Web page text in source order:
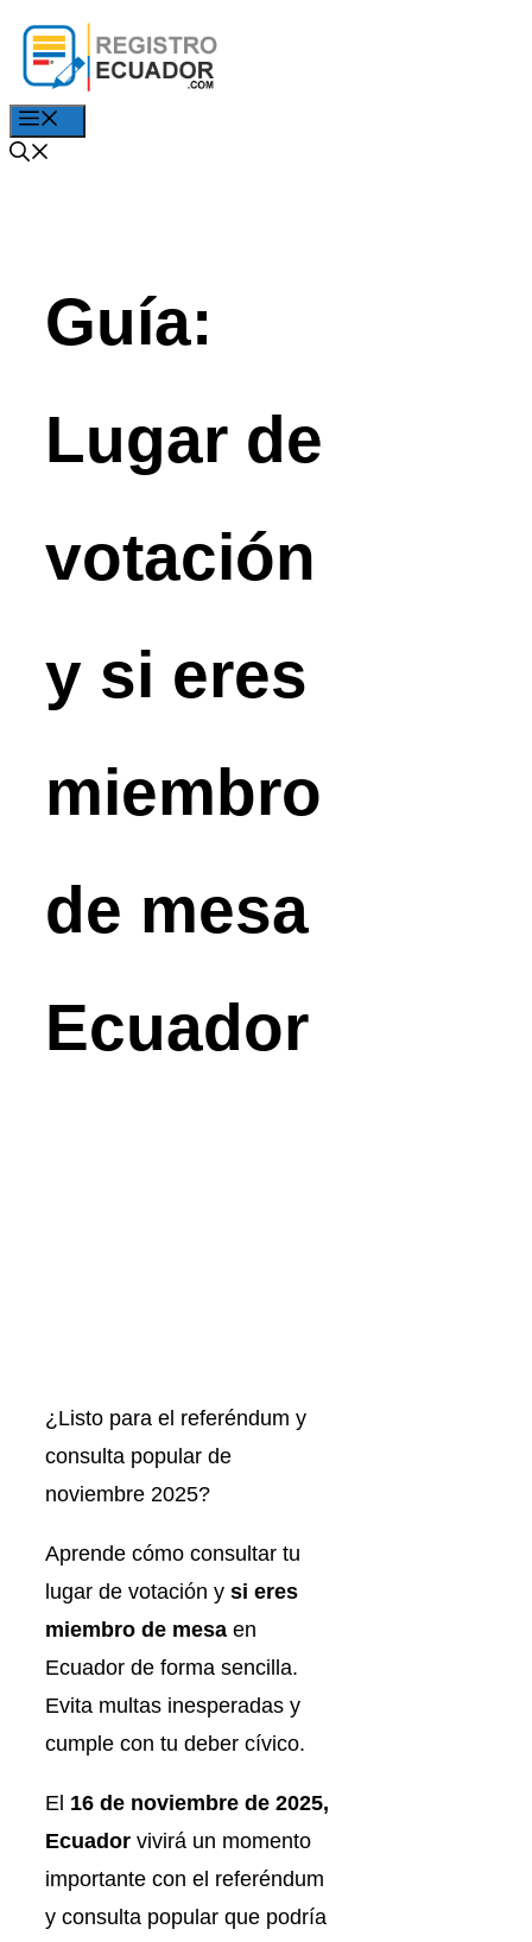
Saltar
contenido
Guía:
Lugar de
votación
y si eres
miembro
de mesa
Ecuador
¿Listo para el referéndum y
consulta popular de
noviembre 2025?
Aprende cómo consultar tu
lugar de votación y si eres
miembro de mesa en
Ecuador de forma sencilla.
Evita multas inesperadas y
cumple con tu deber cívico.
El 16 de noviembre de 2025,
Ecuador vivirá un momento
importante con el referéndum
y consulta popular que podría